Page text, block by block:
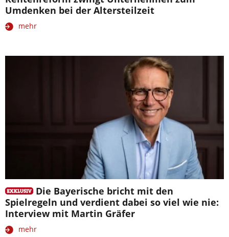
Umdenken bei der Altersteilzeit
mehr
Die Bayerische bricht mit den
Spielregeln und verdient dabei so viel wie nie:
Interview mit Martin Gräfer
mehr